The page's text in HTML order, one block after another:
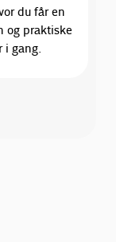
du får en
og praktiske
i gang.